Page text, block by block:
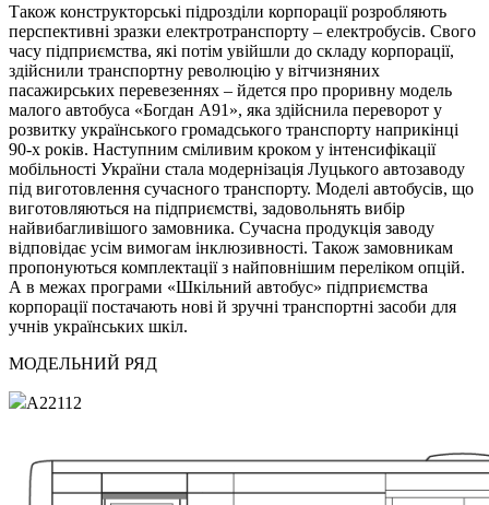
Також конструкторські підрозділи корпорації розробляють
перспективні зразки електротранспорту – електробусів. Свого
часу підприємства, які потім увійшли до складу корпорації,
здійснили транспортну революцію у вітчизняних
пасажирських перевезеннях – йдется про проривну модель
малого автобуса «Богдан А91», яка здійснила переворот у
розвитку українського громадського транспорту наприкінці
90-х років. Наступним сміливим кроком у інтенсифікації
мобільності України стала модернізація Луцького автозаводу
під виготовлення сучасного транспорту. Моделі автобусів, що
виготовляються на підприємстві, задовольнять вибір
найвибагливішого замовника. Сучасна продукція заводу
відповідає усім вимогам інклюзивності. Також замовникам
пропонуються комплектації з найповнішим переліком опцій.
А в межах програми «Шкільний автобус» підприємства
корпорації постачають нові й зручні транспортні засоби для
учнів українських шкіл.
МОДЕЛЬНИЙ РЯД
А22112